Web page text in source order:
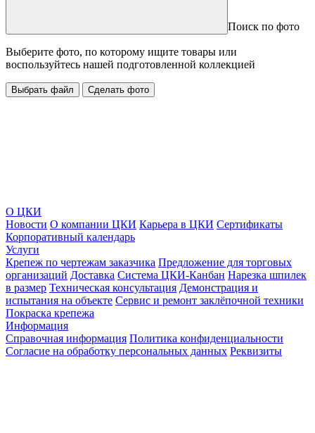
Поиск по фото
Выберите фото, по которому ищите товары или
воспользуйтесь нашей подготовленной коллекцией
Выбрать файл Сделать фото
О ЦКИ
Новости О компании ЦКИ Карьера в ЦКИ Сертификаты
Корпоративный календарь
Услуги
Крепеж по чертежам заказчика Предложение для торговых
организаций Доставка Система ЦКИ-Канбан Нарезка шпилек
в размер Техническая консультация Демонстрация и
испытания на объекте Сервис и ремонт заклёпочной техники
Покраска крепежа
Информация
Справочная информация Политика конфиденциальности
Согласие на обработку персональных данных Реквизиты